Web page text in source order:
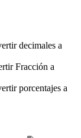
decimales a
Fracción a
porcentajes a